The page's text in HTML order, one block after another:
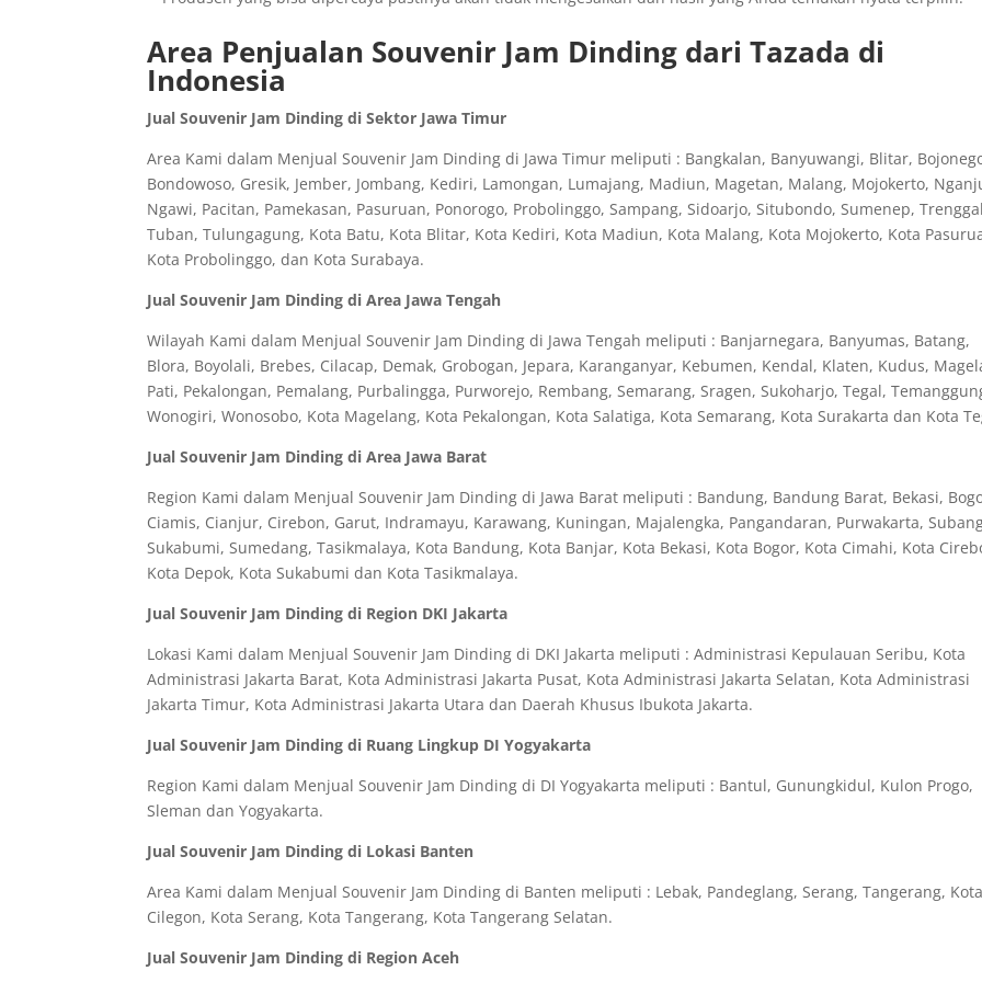
Area Penjualan Souvenir Jam Dinding dari Tazada di
Indonesia
Jual Souvenir Jam Dinding di Sektor Jawa Timur
Area Kami dalam Menjual Souvenir Jam Dinding di Jawa Timur meliputi : Bangkalan, Banyuwangi, Blitar,
Bondowoso, Gresik, Jember, Jombang, Kediri, Lamongan, Lumajang, Madiun, Magetan, Malang, Mojokerto,
Ngawi, Pacitan, Pamekasan, Pasuruan, Ponorogo, Probolinggo, Sampang, Sidoarjo, Situbondo, Sumenep,
Tuban, Tulungagung, Kota Batu, Kota Blitar, Kota Kediri, Kota Madiun, Kota Malang, Kota Mojokerto, Kota
Kota Probolinggo, dan Kota Surabaya.
Jual Souvenir Jam Dinding di Area Jawa Tengah
Wilayah Kami dalam Menjual Souvenir Jam Dinding di Jawa Tengah meliputi : Banjarnegara, Banyumas, Batang,
Blora, Boyolali, Brebes, Cilacap, Demak, Grobogan, Jepara, Karanganyar, Kebumen, Kendal, Klaten, Kudus,
Pati, Pekalongan, Pemalang, Purbalingga, Purworejo, Rembang, Semarang, Sragen, Sukoharjo, Tegal,
Wonogiri, Wonosobo, Kota Magelang, Kota Pekalongan, Kota Salatiga, Kota Semarang, Kota Surakarta dan Kota
Jual Souvenir Jam Dinding di Area Jawa Barat
Region Kami dalam Menjual Souvenir Jam Dinding di Jawa Barat meliputi : Bandung, Bandung Barat, Bekasi,
Ciamis, Cianjur, Cirebon, Garut, Indramayu, Karawang, Kuningan, Majalengka, Pangandaran, Purwakarta,
Sukabumi, Sumedang, Tasikmalaya, Kota Bandung, Kota Banjar, Kota Bekasi, Kota Bogor, Kota Cimahi, Kota
Kota Depok, Kota Sukabumi dan Kota Tasikmalaya.
Jual Souvenir Jam Dinding di Region DKI Jakarta
Lokasi Kami dalam Menjual Souvenir Jam Dinding di DKI Jakarta meliputi : Administrasi Kepulauan Seribu, Kota
Administrasi Jakarta Barat, Kota Administrasi Jakarta Pusat, Kota Administrasi Jakarta Selatan, Kota Administrasi
Jakarta Timur, Kota Administrasi Jakarta Utara dan Daerah Khusus Ibukota Jakarta.
Jual Souvenir Jam Dinding di Ruang Lingkup DI Yogyakarta
Region Kami dalam Menjual Souvenir Jam Dinding di DI Yogyakarta meliputi : Bantul, Gunungkidul, Kulon Progo,
Sleman dan Yogyakarta.
Jual Souvenir Jam Dinding di Lokasi Banten
Area Kami dalam Menjual Souvenir Jam Dinding di Banten meliputi : Lebak, Pandeglang, Serang, Tangerang, Kota
Cilegon, Kota Serang, Kota Tangerang, Kota Tangerang Selatan.
Jual Souvenir Jam Dinding di Region Aceh